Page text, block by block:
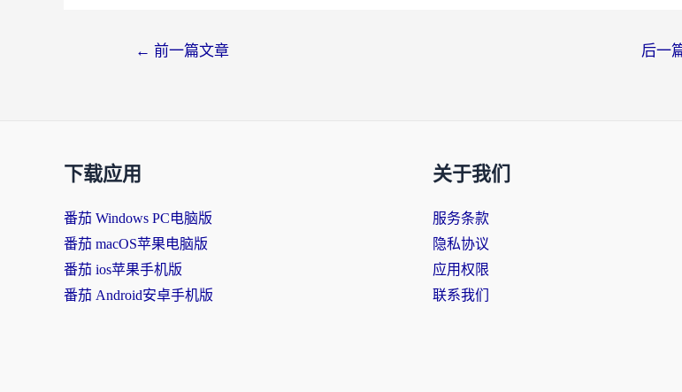
← 前一篇文章 后一
下载应用
番茄 Windows PC电脑版
番茄 macOS苹果电脑版
番茄 ios苹果手机版
番茄 Android安卓手机版
关于我们
服务条款
隐私协议
应用权限
联系我们